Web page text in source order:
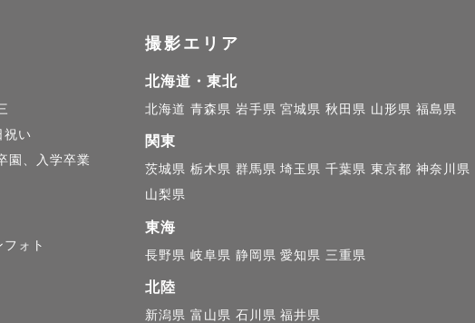
祝い
園、入学卒業
ォト
撮影エリア
北海道・東北
北海道 青森県 岩手県 宮城県 秋田県 山形県 福島県
関東
茨城県 栃木県 群馬県 埼玉県 千葉県 東京都 神奈川県
山梨県
東海
長野県 岐阜県 静岡県 愛知県 三重県
北陸
新潟県 富山県 石川県 福井県